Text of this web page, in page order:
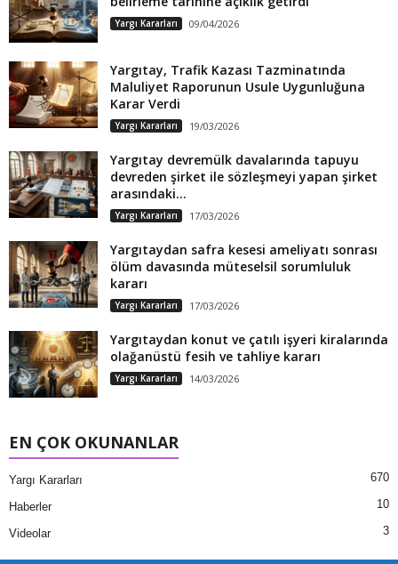
Yargı Kararları 09/04/2026
Yargıtay, Trafik Kazası Tazminatında
Maluliyet Raporunun Usule Uygunluğuna
Karar Verdi
Yargı Kararları 19/03/2026
Yargıtay devremülk davalarında tapuyu
devreden şirket ile sözleşmeyi yapan şirket
arasındaki...
Yargı Kararları 17/03/2026
Yargıtaydan safra kesesi ameliyatı sonrası
ölüm davasında müteselsil sorumluluk
kararı
Yargı Kararları 17/03/2026
Yargıtaydan konut ve çatılı işyeri kiralarında
olağanüstü fesih ve tahliye kararı
Yargı Kararları 14/03/2026
EN ÇOK OKUNANLAR
Yargı Kararları 670
Haberler 10
Videolar 3